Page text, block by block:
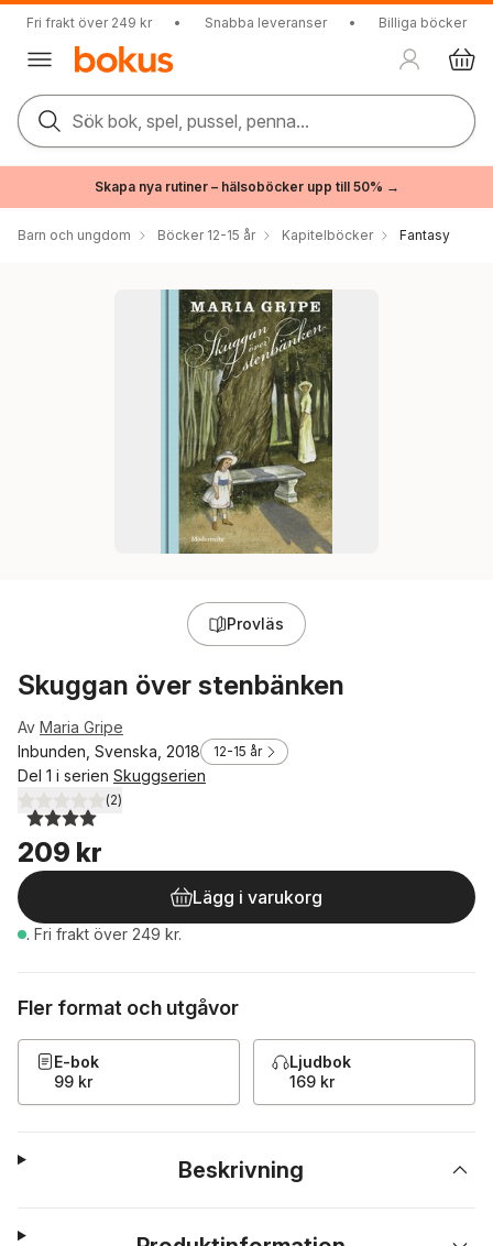
Fri frakt över 249 kr • Snabba leveranser • Billiga böcker
Sök bok, spel, pussel, penna...
Skapa nya rutiner – hälsoböcker upp till 50% →
Barn och ungdom Böcker 12-15 år Kapitelböcker Fantasy
Provläs
Skuggan över stenbänken
Av Maria Gripe
Inbunden, Svenska, 2018
12-15 år
Del 1 i serien Skuggserien
4,0utav 5 stjärnor. Totalt antal röster:
(2)
209 kr
Lägg i varukorg
. Fri frakt över 249 kr.
Fler format och utgåvor
E-bok
99 kr
Ljudbok
169 kr
Beskrivning